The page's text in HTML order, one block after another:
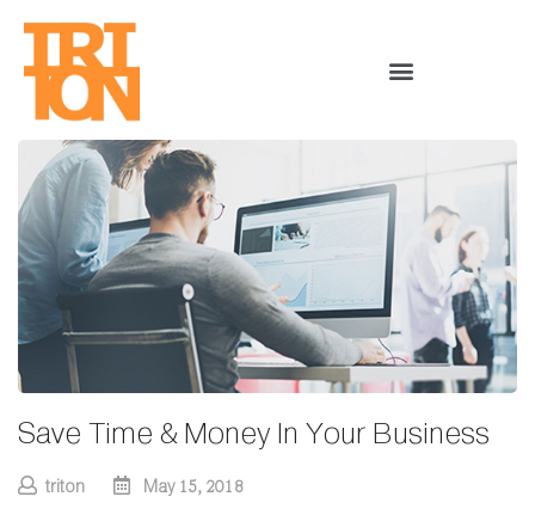
Save Time & Money In Your Business
triton May 15, 2018